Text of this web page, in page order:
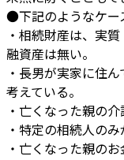
●下記のようなケー
・相続財産は、実
融資産は無い。
・長男が実家に住
考えている。
・亡くなった親の
・特定の相続人の
・亡くなった親の